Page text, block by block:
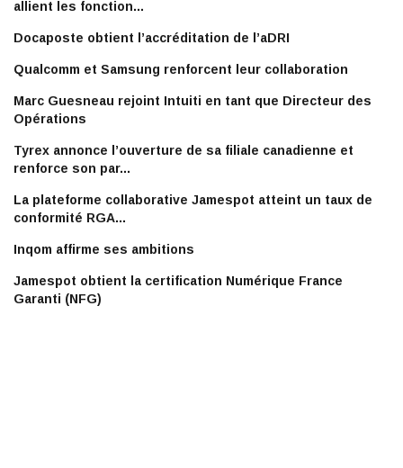
allient les fonction...
Docaposte obtient l’accréditation de l’aDRI
Qualcomm et Samsung renforcent leur collaboration
Marc Guesneau rejoint Intuiti en tant que Directeur des
Opérations
Tyrex annonce l’ouverture de sa filiale canadienne et
renforce son par...
La plateforme collaborative Jamespot atteint un taux de
conformité RGA...
Inqom affirme ses ambitions
Jamespot obtient la certification Numérique France
Garanti (NFG)